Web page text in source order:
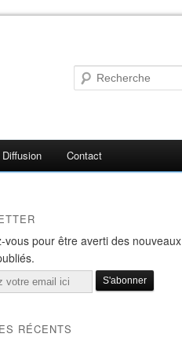
Diffusion Contact
vous pour être averti des nouveaux
RÉCENTS